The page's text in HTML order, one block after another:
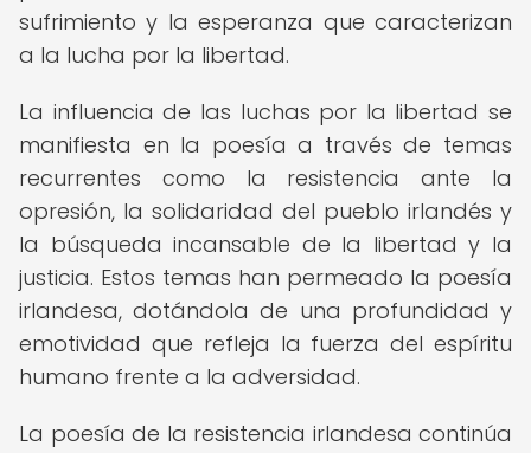
sufrimiento y la esperanza que caracterizan
a la lucha por la libertad.
La influencia de las luchas por la libertad se
manifiesta en la poesía a través de temas
recurrentes como la resistencia ante la
opresión, la solidaridad del pueblo irlandés y
la búsqueda incansable de la libertad y la
justicia. Estos temas han permeado la poesía
irlandesa, dotándola de una profundidad y
emotividad que refleja la fuerza del espíritu
humano frente a la adversidad.
La poesía de la resistencia irlandesa continúa